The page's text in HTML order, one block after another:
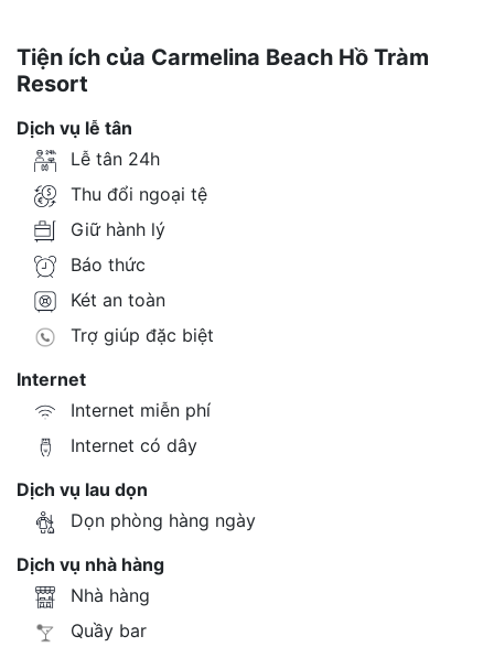
Tiện ích của Carmelina Beach Hồ Tràm
Resort
Dịch vụ lễ tân
Lễ tân 24h
Thu đổi ngoại tệ
Giữ hành lý
Báo thức
Két an toàn
Trợ giúp đặc biệt
Internet
Internet miễn phí
Internet có dây
Dịch vụ lau dọn
Dọn phòng hàng ngày
Dịch vụ nhà hàng
Nhà hàng
Quầy bar